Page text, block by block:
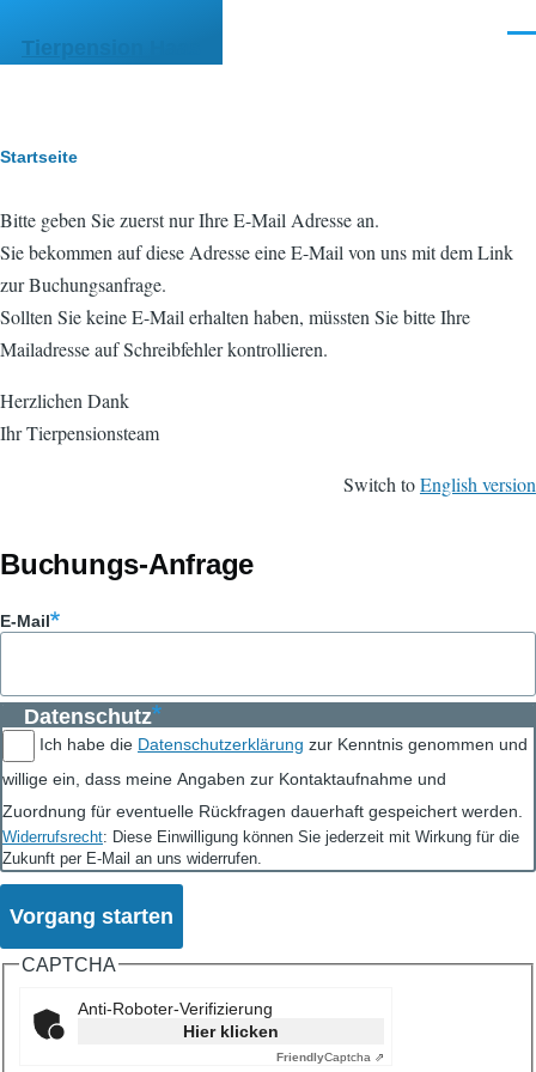
Tierpension Haas
Pfadnavigation
Startseite
Bitte geben Sie zuerst nur Ihre E-Mail Adresse an.
Sie bekommen auf diese Adresse eine E-Mail von uns mit dem Link
zur Buchungsanfrage.
Sollten Sie keine E-Mail erhalten haben, müssten Sie bitte Ihre
Mailadresse auf Schreibfehler kontrollieren.
Herzlichen Dank
Ihr Tierpensionsteam
Switch toEnglish version
Buchungs-Anfrage
E-Mail
Datenschutz
Ich habe die Datenschutzerklärung zur Kenntnis genommen und
willige ein, dass meine Angaben zur Kontaktaufnahme und
Zuordnung für eventuelle Rückfragen dauerhaft gespeichert werden.
Widerrufsrecht: Diese Einwilligung können Sie jederzeit mit Wirkung für die
Zukunft per E-Mail an uns widerrufen.
CAPTCHA
Anti-Roboter-Verifizierung
Hier klicken
FriendlyCaptcha ⇗